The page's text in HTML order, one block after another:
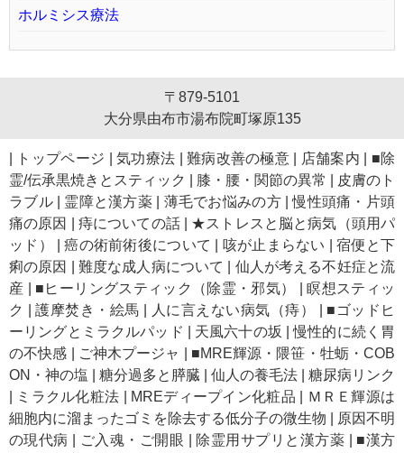
ホルミシス療法
〒879-5101
大分県由布市湯布院町塚原135
トップページ 気功療法 難病改善の極意 店舗案内
■除
霊/伝承黒焼きとスティック
膝・腰・関節の異常
皮膚のト
ラブル| 霊障と漢方薬 薄毛でお悩みの方|慢性頭痛・片頭
痛の原因
痔についての話| ★ストレスと脳と病気（頭用パ
ッド）
|癌の術前術後について 咳が止まらない |宿便と下
痢の原因
難度な成人病について
仙人が考える不妊症と流
産
■ヒーリングスティック（除霊・邪気） |瞑想スティッ
ク
|護摩焚き・絵馬 人に言えない病気（痔）
■ゴッドヒ
ーリングとミラクルパッド
天風六十の坂 |慢性的に続く胃
の不快感
ご神木プージャ
■MRE輝源・隈笹・牡蛎・COB
ON・神の塩
糖分過多と膵臓 仙人の養毛法
糖尿病リンク
ミラクル化粧法 MREディープイン化粧品
ＭＲＥ輝源は
細胞内に溜まったゴミを除去する低分子の微生物
原因不明
の現代病
ご入魂・ご開眼 除霊用サプリと漢方薬
■漢方